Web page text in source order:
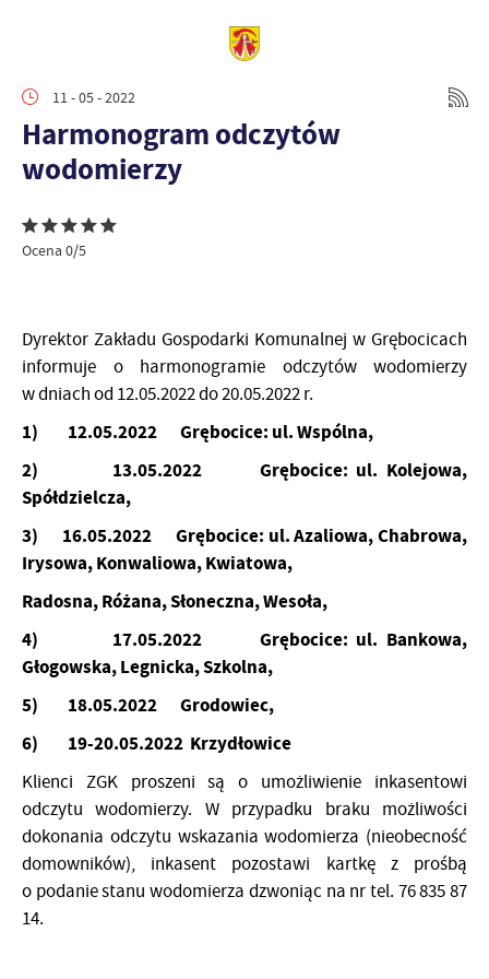
11 - 05 - 2022
Harmonogram odczytów
wodomierzy
Ocena 0/5
Dyrektor Zakładu Gospodarki Komunalnej w Grębocicach
informuje o harmonogramie odczytów wodomierzy
w dniach od 12.05.2022 do 20.05.2022 r.
1) 12.05.2022 Grębocice: ul. Wspólna,
2) 13.05.2022 Grębocice: ul. Kolejowa,
Spółdzielcza,
3) 16.05.2022 Grębocice: ul. Azaliowa, Chabrowa,
Irysowa, Konwaliowa, Kwiatowa,
Radosna, Różana, Słoneczna, Wesoła,
4) 17.05.2022 Grębocice: ul. Bankowa,
Głogowska, Legnicka, Szkolna,
5) 18.05.2022 Grodowiec,
6) 19-20.05.2022 Krzydłowice
Klienci ZGK proszeni są o umożliwienie inkasentowi
odczytu wodomierzy. W przypadku braku możliwości
dokonania odczytu wskazania wodomierza (nieobecność
domowników), inkasent pozostawi kartkę z prośbą
o podanie stanu wodomierza dzwoniąc na nr tel. 76 835 87
14.